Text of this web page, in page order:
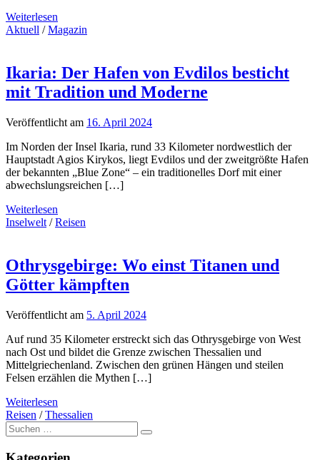
Weiterlesen
Aktuell /Magazin
Ikaria: Der Hafen von Evdilos besticht
mit Tradition und Moderne
Veröffentlicht am 16. April 2024
Im Norden der Insel Ikaria, rund 33 Kilometer nordwestlich der
Hauptstadt Agios Kirykos, liegt Evdilos und der zweitgrößte Hafen
der bekannten „Blue Zone“ – ein traditionelles Dorf mit einer
abwechslungsreichen […]
Weiterlesen
Inselwelt /Reisen
Othrysgebirge: Wo einst Titanen und
Götter kämpften
Veröffentlicht am 5. April 2024
Auf rund 35 Kilometer erstreckt sich das Othrysgebirge von West
nach Ost und bildet die Grenze zwischen Thessalien und
Mittelgriechenland. Zwischen den grünen Hängen und steilen
Felsen erzählen die Mythen […]
Weiterlesen
Reisen /Thessalien
Suche
nach: